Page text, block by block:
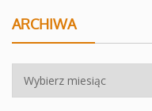
ARCHIWA